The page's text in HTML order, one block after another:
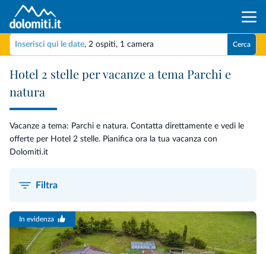
Inserisci qui le date, 2 ospiti, 1 camera Cerca
Hotel 2 stelle per vacanze a tema Parchi e
natura
Vacanze a tema: Parchi e natura. Contatta direttamente e vedi le
offerte per Hotel 2 stelle. Pianifica ora la tua vacanza con
Dolomiti.it
Filtra
In evidenza